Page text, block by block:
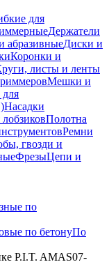
для
Держатели
абразивныеДиски и
Коронки и
листы и ленты
Мешки и
Насадки
Полотна
Ремни
гвозди и
ФрезыЦепи и
по
по бетонуПо
P.I.T. AMAS07-